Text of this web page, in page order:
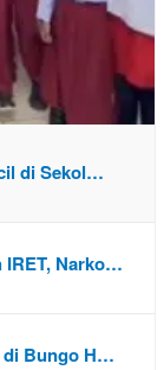
di Sekol…
IRET, Narko…
di Bungo H…